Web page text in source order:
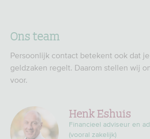
Ons team
Persoonlijk contact betekent ook dat
geldzaken regelt. Daarom stellen wij
voor.
Henk Eshuis
Financieel adviseur en
(vooral zakelijk)